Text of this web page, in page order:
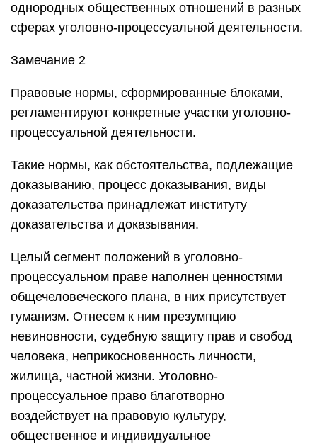
однородных общественных отношений в разных
сферах уголовно-процессуальной деятельности.
Замечание 2
Правовые нормы, сформированные блоками,
регламентируют конкретные участки уголовно-
процессуальной деятельности.
Такие нормы, как обстоятельства, подлежащие
доказыванию, процесс доказывания, виды
доказательства принадлежат институту
доказательства и доказывания.
Целый сегмент положений в уголовно-
процессуальном праве наполнен ценностями
общечеловеческого плана, в них присутствует
гуманизм. Отнесем к ним презумпцию
невиновности, судебную защиту прав и свобод
человека, неприкосновенность личности,
жилища, частной жизни. Уголовно-
процессуальное право благотворно
воздействует на правовую культуру,
общественное и индивидуальное